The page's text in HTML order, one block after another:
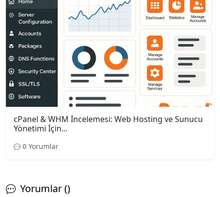
cPanel & WHM İncelemesi: Web Hosting ve Sunucu
Yönetimi İçin...
0 Yorumlar
Yorumlar ()